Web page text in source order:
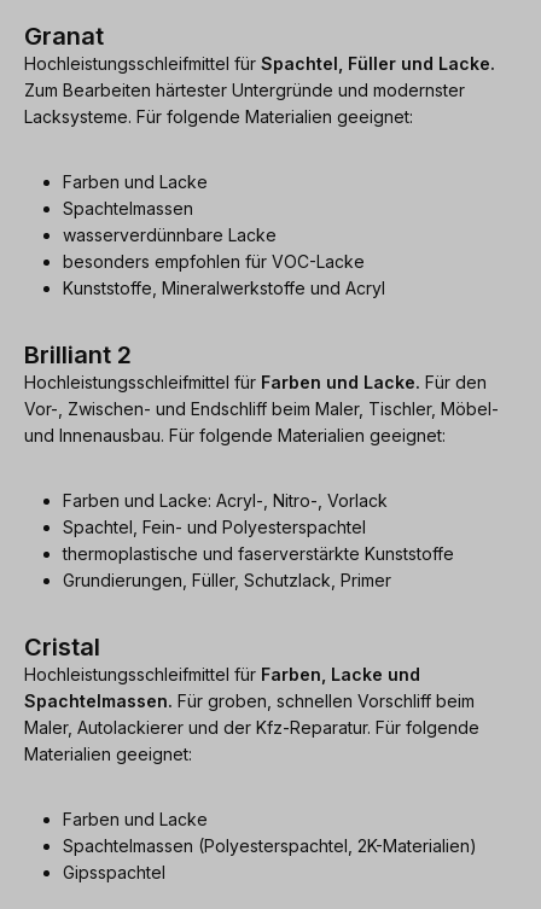
Granat
Hochleistungsschleifmittel für Spachtel, Füller und Lacke.
Zum Bearbeiten härtester Untergründe und modernster
Lacksysteme. Für folgende Materialien geeignet:
Farben und Lacke
Spachtelmassen
wasserverdünnbare Lacke
besonders empfohlen für VOC-Lacke
Kunststoffe, Mineralwerkstoffe und Acryl
Brilliant 2
Hochleistungsschleifmittel für Farben und Lacke. Für den
Vor-, Zwischen- und Endschliff beim Maler, Tischler, Möbel-
und Innenausbau. Für folgende Materialien geeignet:
Farben und Lacke: Acryl-, Nitro-, Vorlack
Spachtel, Fein- und Polyesterspachtel
thermoplastische und faserverstärkte Kunststoffe
Grundierungen, Füller, Schutzlack, Primer
Cristal
Hochleistungsschleifmittel für Farben, Lacke und
Spachtelmassen. Für groben, schnellen Vorschliff beim
Maler, Autolackierer und der Kfz-Reparatur. Für folgende
Materialien geeignet:
Farben und Lacke
Spachtelmassen (Polyesterspachtel, 2K-Materialien)
Gipsspachtel